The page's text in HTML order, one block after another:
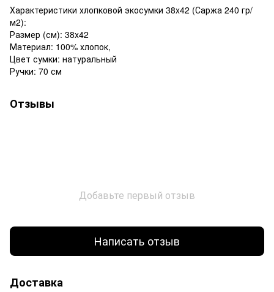
Характеристики хлопковой экосумки 38x42 (Саржа 240 гр/
м2):
Размер (см): 38x42
Материал: 100% хлопок,
Цвет сумки: натуральный
Ручки: 70 см
Отзывы
Добавьте первый отзыв
Написать отзыв
Доставка